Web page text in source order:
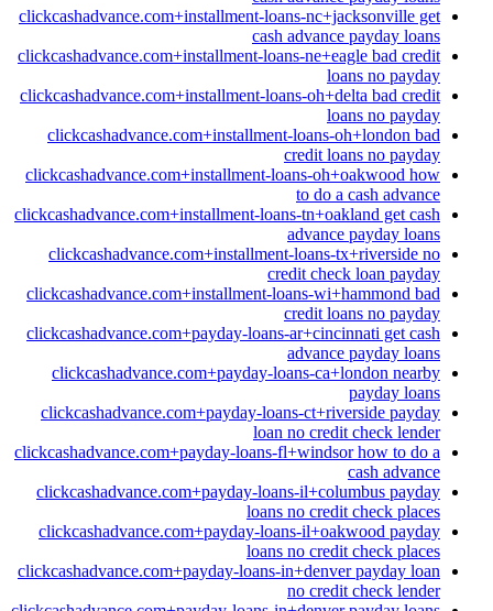
clickcashadvance.com+installment-loans-nc+jacksonville get
cash advance payday loans
clickcashadvance.com+installment-loans-ne+eagle bad credit
loans no payday
clickcashadvance.com+installment-loans-oh+delta bad credit
loans no payday
clickcashadvance.com+installment-loans-oh+london bad
credit loans no payday
clickcashadvance.com+installment-loans-oh+oakwood how
to do a cash advance
clickcashadvance.com+installment-loans-tn+oakland get cash
advance payday loans
clickcashadvance.com+installment-loans-tx+riverside no
credit check loan payday
clickcashadvance.com+installment-loans-wi+hammond bad
credit loans no payday
clickcashadvance.com+payday-loans-ar+cincinnati get cash
advance payday loans
clickcashadvance.com+payday-loans-ca+london nearby
payday loans
clickcashadvance.com+payday-loans-ct+riverside payday
loan no credit check lender
clickcashadvance.com+payday-loans-fl+windsor how to do a
cash advance
clickcashadvance.com+payday-loans-il+columbus payday
loans no credit check places
clickcashadvance.com+payday-loans-il+oakwood payday
loans no credit check places
clickcashadvance.com+payday-loans-in+denver payday loan
no credit check lender